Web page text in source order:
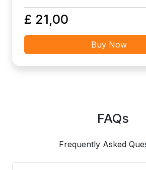
£ 21,00
Buy Now
FAQs
Frequently Asked